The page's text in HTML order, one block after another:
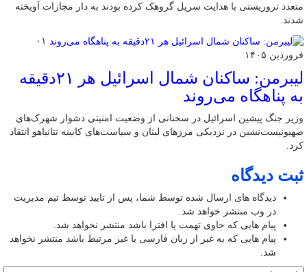
متعدد تروریستی با هدایت سرپل گروهک کرده بودند به دار مجازات آویخته
شدند.
۰۱
فروردین ۱۴۰۵
لیبرمن: ساکنان شمال اسرائیل هر ۲۱دقیقه
به پناهگاه می‌روند
وزیر جنگ پیشین اسرائیل در سخنانی از وضعیت امنیتی دشوار شهرک‌های
صهیونیست‌نشین در نزدیکی مرزهای لبنان و سیاست‌های کابینه نتانیاهو انتقاد
کرد.
ثبت دیدگاه
دیدگاه های ارسال شده توسط شما، پس از تایید توسط تیم مدیریت
در وب منتشر خواهد شد.
پیام هایی که حاوی تهمت یا افترا باشد منتشر نخواهد شد.
پیام هایی که به غیر از زبان فارسی یا غیر مرتبط باشد منتشر نخواهد
شد.